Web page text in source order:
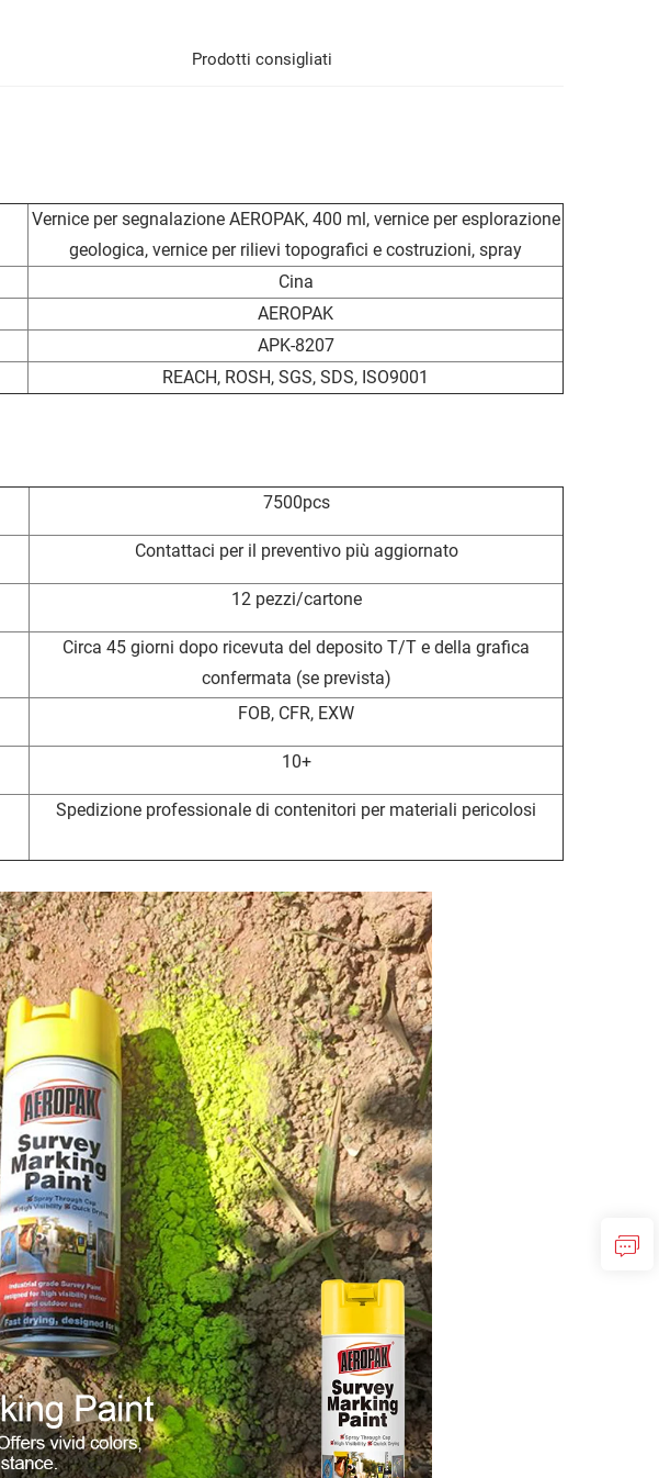
Prodotti consigliati
Vernice per segnalazione AEROPAK, 400 ml, vernice per esplorazione
geologica, vernice per rilievi topografici e costruzioni, spray
Cina
AEROPAK
APK-8207
REACH, ROSH, SGS, SDS, ISO9001
7500pcs
Contattaci per il preventivo più aggiornato
12 pezzi/cartone
Circa 45 giorni dopo ricevuta del deposito T/T e della grafica
confermata (se prevista)
FOB, CFR, EXW
10+
Spedizione professionale di contenitori per materiali pericolosi